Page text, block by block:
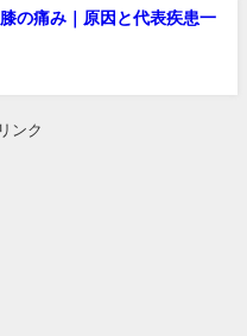
の痛み｜原因と代表疾患一
ンク